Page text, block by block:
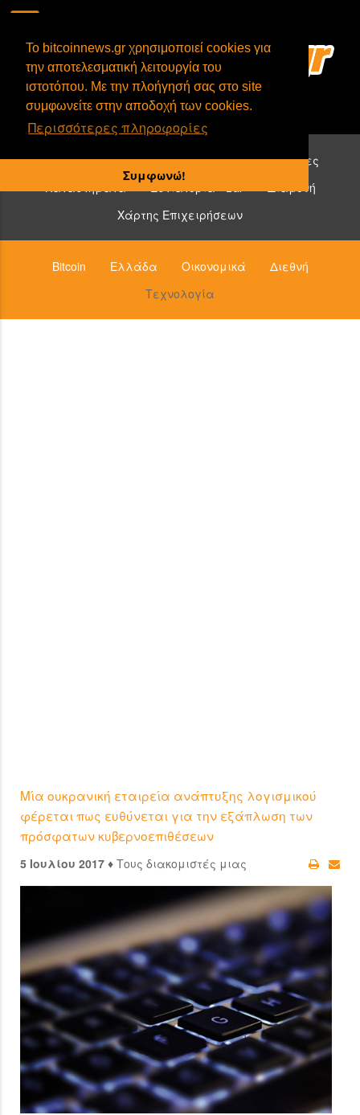
To bitcoinnews.gr χρησιμοποιεί cookies για
την αποτελεσματική λειτουργία του
ιστοτόπου. Με την πλοήγησή σας στο site
συμφωνείτε στην αποδοχή των cookies.
Περισσότερες πληροφορίες
Συμφωνώ!
Επιχειρήσεις που δέχονται bitcoin:
Υπηρεσίες
Καταστήματα
Εστιατόρια - Bar
Διαμονή
Χάρτης Επιχειρήσεων
Bitcoin Ελλάδα Οικονομικά
Διεθνή
Τεχνολογία
Μία ουκρανική εταιρεία ανάπτυξης λογισμικού
φέρεται πως ευθύνεται για την εξάπλωση των
πρόσφατων κυβερνοεπιθέσεων
5 Ιουλίου 2017 ♦ Τους διακομιστές μιας